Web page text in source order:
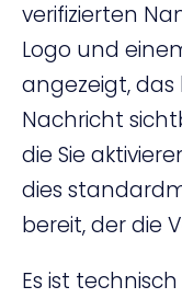
verifizierten
Logo und
angezeigt,
Nachricht
die Sie
dies
bereit, der die
Es ist